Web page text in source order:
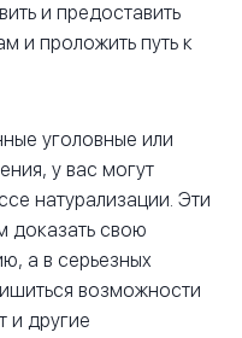
и предоставить
и проложить путь к
уголовные или
у вас могут
натурализации. Эти
доказать свою
а в серьезных
возможности
и другие